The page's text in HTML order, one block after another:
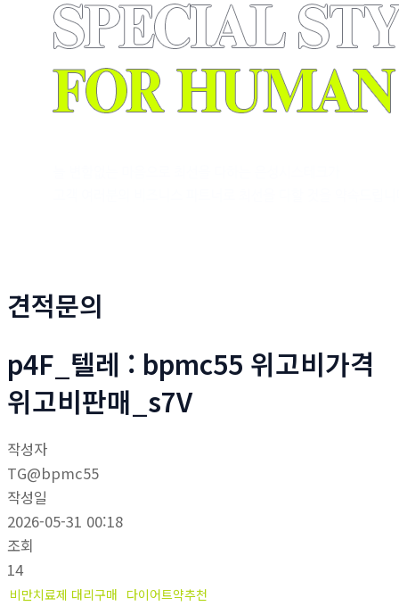
견적문의
p4F_텔레 : bpmc55 위고비가격
위고비판매_s7V
작성자
TG@bpmc55
작성일
2026-05-31 00:18
조회
14
비만치료제 대리구매 다이어트약추천